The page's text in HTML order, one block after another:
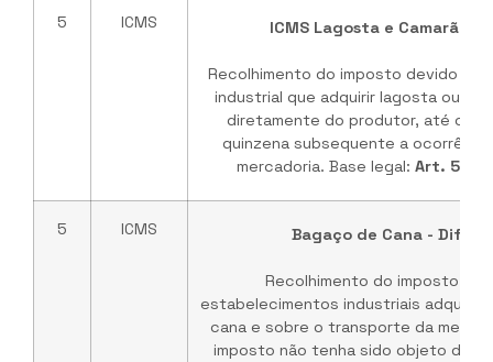
5 ICMS ICMS Lagosta e Camarão
Recolhimento do imposto devido
industrial que adquirir lagosta ou
diretamente do produtor, até o 5°
quinzena subsequente a
mercadoria. Base legal: Art. 532
5 ICMS Bagaço de Cana -
Recolhimento do imposto
estabelecimentos industriais
cana e sobre o transporte da
imposto não tenha sido objeto de